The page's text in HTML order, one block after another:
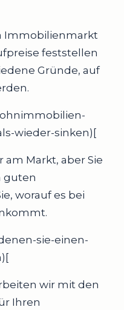
Immobilienmarkt
feststellen
Gründe, auf
wieder-sinken)[
am Markt, aber Sie
guten
worauf es bei
sie-einen-
wir mit den
Ihren